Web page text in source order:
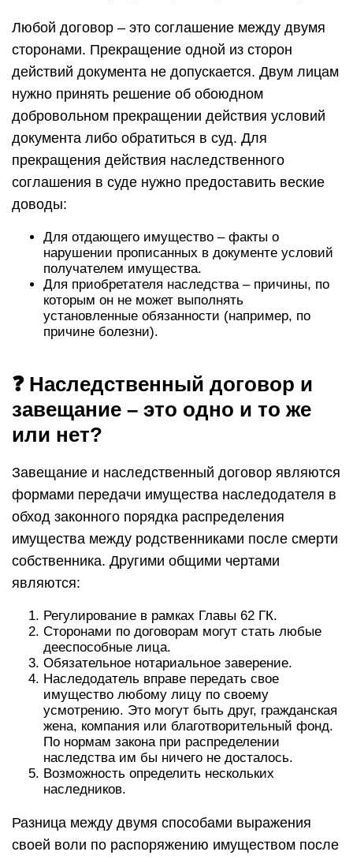
Любой договор – это соглашение между двумя
сторонами. Прекращение одной из сторон
действий документа не допускается. Двум лицам
нужно принять решение об обоюдном
добровольном прекращении действия условий
документа либо обратиться в суд. Для
прекращения действия наследственного
соглашения в суде нужно предоставить веские
доводы:
Для отдающего имущество – факты о
нарушении прописанных в документе условий
получателем имущества.
Для приобретателя наследства – причины, по
которым он не может выполнять
установленные обязанности (например, по
причине болезни).
❓ Наследственный договор и
завещание – это одно и то же
или нет?
Завещание и наследственный договор являются
формами передачи имущества наследодателя в
обход законного порядка распределения
имущества между родственниками после смерти
собственника. Другими общими чертами
являются:
Регулирование в рамках Главы 62 ГК.
Сторонами по договорам могут стать любые
дееспособные лица.
Обязательное нотариальное заверение.
Наследодатель вправе передать свое
имущество любому лицу по своему
усмотрению. Это могут быть друг, гражданская
жена, компания или благотворительный фонд.
По нормам закона при распределении
наследства им бы ничего не досталось.
Возможность определить нескольких
наследников.
Разница между двумя способами выражения
своей воли по распоряжению имуществом после